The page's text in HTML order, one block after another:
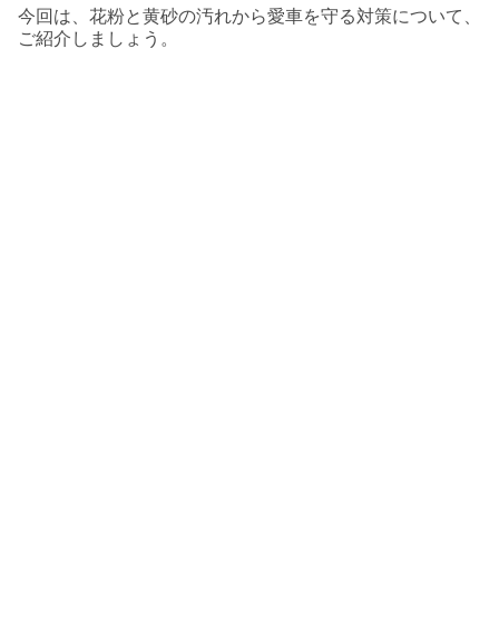
今回は、花粉と黄砂の汚れから愛車を守る対策について、
ご紹介しましょう。